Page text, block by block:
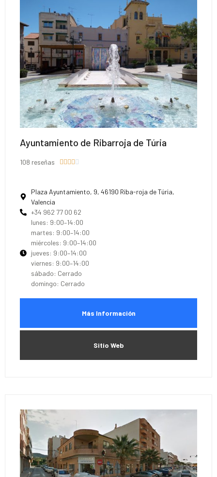
Ayuntamiento de Ribarroja de Túria
108 reseñas     
Plaza Ayuntamiento, 9, 46190 Riba-roja de Túria,
Valencia
+34 962 77 00 62
lunes: 9:00–14:00
martes: 9:00–14:00
miércoles: 9:00–14:00
jueves: 9:00–14:00
viernes: 9:00–14:00
sábado: Cerrado
domingo: Cerrado
Más Información
Sitio Web